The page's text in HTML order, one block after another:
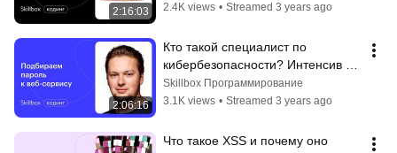
2:16:03
2.4K views • Streamed 3 years ago
2:06:16
Кто такой специалист по
кибербезопасности? Интенсив по
кибербезопасности
Skillbox Программирование
3.1K views • Streamed 3 years ago
Что такое XSS и почему оно